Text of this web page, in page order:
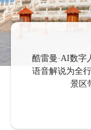
酷雷曼·AI数字
语音解说为全
景区